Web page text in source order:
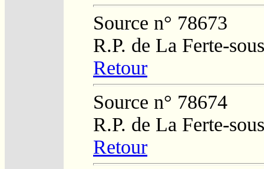
Source n° 78673
R.P. de La Ferte-
Retour
Source n° 78674
R.P. de La Ferte-
Retour